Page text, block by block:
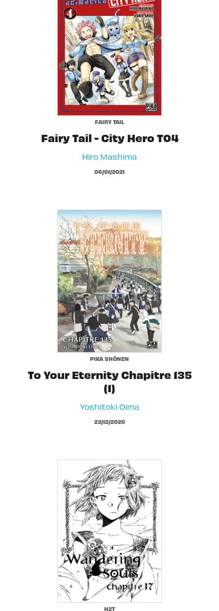
FAIRY TAIL
Fairy Tail - City Hero T04
Hiro Mashima
06/01/2021
PIKA SHÔNEN
To Your Eternity Chapitre 135
(1)
Yoshitoki Oima
23/12/2020
H2T